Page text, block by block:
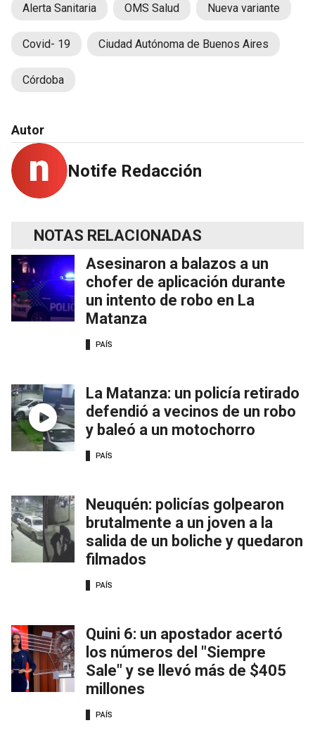
Alerta Sanitaria OMS Salud Nueva variante
Covid- 19 Ciudad Autónoma de Buenos Aires
Córdoba
Autor
Notife Redacción
NOTAS RELACIONADAS
Asesinaron a balazos a un
chofer de aplicación durante
un intento de robo en La
Matanza
PAÍS
La Matanza: un policía retirado
defendió a vecinos de un robo
y baleó a un motochorro
PAÍS
Neuquén: policías golpearon
brutalmente a un joven a la
salida de un boliche y quedaron
filmados
PAÍS
Quini 6: un apostador acertó
los números del "Siempre
Sale" y se llevó más de $405
millones
PAÍS